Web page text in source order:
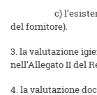
c) l’esistenza
del fornitore).
3. la valutazione
nell’Allegato II del
4. la valutazione